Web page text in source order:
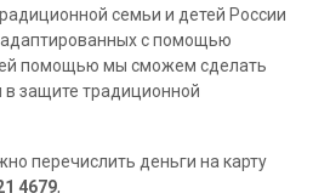
семьи и детей России
адаптированных с помощью
помощью мы сможем сделать
защите традиционной
перечислить деньги на карту
4679,